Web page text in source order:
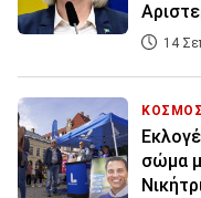
14
ΚΟΣΜΟΣ
σώμα